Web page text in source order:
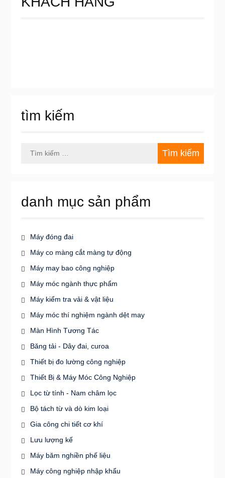
tìm kiếm
kiếm
danh mục sản phẩm
Máy đóng đai
Máy co màng cắt màng tự động
Máy may bao công nghiệp
Máy móc ngành thực phẩm
Máy kiểm tra vải & vật liệu
Máy móc thí nghiệm ngành dệt may
Màn Hình Tương Tác
Băng tải - Dây đai, curoa
Thiết bị đo lường công nghiệp
Thiết Bị & Máy Móc Công Nghiệp
Lọc từ tính - Nam châm lọc
Bộ tách từ và dò kim loại
Gia công chi tiết cơ khí
Lưu lượng kế
Máy băm nghiền phế liệu
Máy công nghiệp nhập khẩu